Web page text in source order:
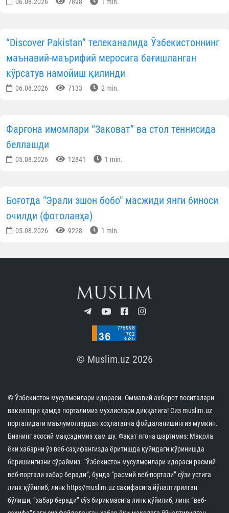
“Discover Pakistan” телеканалида Ўзбекистоннинг
маънавий-маърифий меросига бағишланган
кўрсатув намойиш қилинди
06.08.2026 7133 2 min.
Фарғона имомлари “Заковат” ва стол теннисида
беллашди
05.08.2026 12841 1 min.
Боғотда "Эрали эшон бобо" масжиди янги биноси
очилди (фотолавҳа)
05.08.2026 9228 1 min.
© Muslim.uz 2026
© Ўзбекистон мусулмонлари идораси. Оммавий ахборот воситалари
вакиллари ҳамда порталимиз мухлислари диққатига! Сиз muslim.uz
порталидаги маълумотлардан хоҳлаганча фойдаланишингиз мумкин.
Бизнинг асосий мақсадимиз ҳам шу. Фақат ягона шартимиз: Мақола
ёки хабарни ўз веб-саҳифангизда ёритишда қуйидаги кўринишда
беришингизни сўраймиз: “Ўзбекистон мусулмонлари идораси расмий
веб-портали хабар беради”, бунда “расмий веб-портали” сўзи устига
линк қўйилиб, линк https//muslim.uz саҳифасига йўналтирилган
бўлиши, “хабар беради” сўз бирикмасига линк қўйилиб, линк “веб-